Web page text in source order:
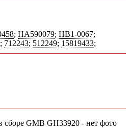
; HA590079; HB1-0067;
; 712243; 512249; 15819433;